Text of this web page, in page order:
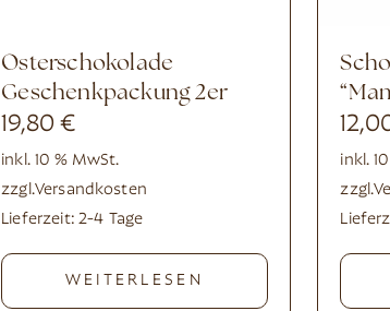
Osterschokolade
Geschenkpackung 2er
19,80€
inkl. 10 % MwSt.
zzgl.Versandkosten
Lieferzeit: 2-4 Tage
WEITERLESEN
Schokoladeherzen
inkl.
zzgl.